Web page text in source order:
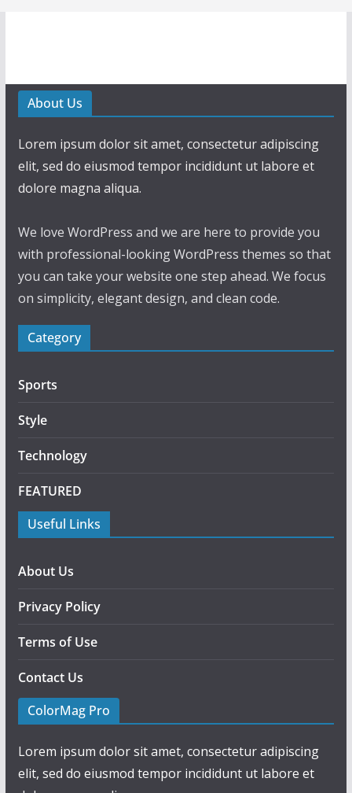
About Us
Lorem ipsum dolor sit amet, consectetur adipiscing
elit, sed do eiusmod tempor incididunt ut labore et
dolore magna aliqua.
We love WordPress and we are here to provide you
with professional-looking WordPress themes so that
you can take your website one step ahead. We focus
on simplicity, elegant design, and clean code.
Category
Sports
Style
Technology
FEATURED
Useful Links
About Us
Privacy Policy
Terms of Use
Contact Us
ColorMag Pro
Lorem ipsum dolor sit amet, consectetur adipiscing
elit, sed do eiusmod tempor incididunt ut labore et